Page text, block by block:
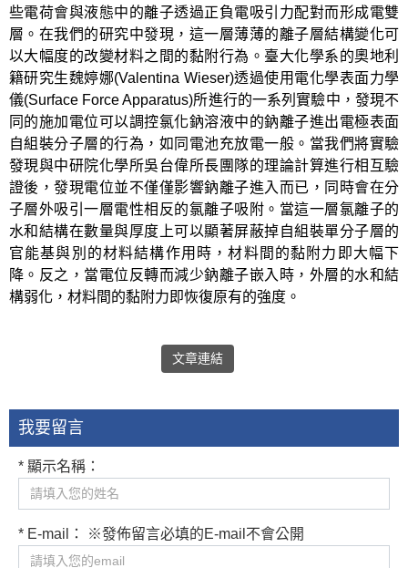
些電荷會與液態中的離子透過正負電吸引力配對而形成電雙
層。在我們的研究中發現，這一層薄薄的離子層結構變化可
以大幅度的改變材料之間的黏附行為。臺大化學系的奧地利
籍研究生魏婷娜(Valentina Wieser)透過使用電化學表面力學
儀(Surface Force Apparatus)所進行的一系列實驗中，發現不
同的施加電位可以調控氯化鈉溶液中的鈉離子進出電極表面
自組裝分子層的行為，如同電池充放電一般。當我們將實驗
發現與中研院化學所吳台偉所長團隊的理論計算進行相互驗
證後，發現電位並不僅僅影響鈉離子進入而已，同時會在分
子層外吸引一層電性相反的氯離子吸附。當這一層氯離子的
水和結構在數量與厚度上可以顯著屏蔽掉自組裝單分子層的
官能基與別的材料結構作用時，材料間的黏附力即大幅下
降。反之，當電位反轉而減少鈉離子嵌入時，外層的水和結
構弱化，材料間的黏附力即恢復原有的強度。
文章連結
我要留言
* 顯示名稱：
* E-mail： ※發佈留言必填的E-mail不會公開